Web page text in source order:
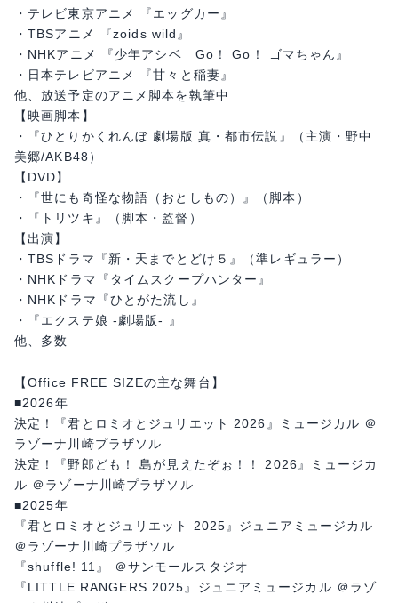
・テレビ東京アニメ 『エッグカー』
・TBSアニメ 『zoids wild』
・NHKアニメ 『少年アシベ Go！ Go！ ゴマちゃん』
・日本テレビアニメ 『甘々と稲妻』
他、放送予定のアニメ脚本を執筆中
【映画脚本】
・『ひとりかくれんぼ 劇場版 真・都市伝説』（主演・野中
美郷/AKB48）
【DVD】
・『世にも奇怪な物語（おとしもの）』（脚本）
・『トリツキ』（脚本・監督）
【出演】
・TBSドラマ『新・天までとどけ５』（準レギュラー）
・NHKドラマ『タイムスクープハンター』
・NHKドラマ『ひとがた流し』
・『エクステ娘 -劇場版- 』
他、多数
【Office FREE SIZEの主な舞台】
■2026年
決定！『君とロミオとジュリエット 2026』ミュージカル ＠
ラゾーナ川崎プラザソル
決定！『野郎ども！ 島が見えたぞぉ！！ 2026』ミュージカ
ル ＠ラゾーナ川崎プラザソル
■2025年
『君とロミオとジュリエット 2025』ジュニアミュージカル
＠ラゾーナ川崎プラザソル
『shuffle! 11』 ＠サンモールスタジオ
『LITTLE RANGERS 2025』ジュニアミュージカル ＠ラゾ